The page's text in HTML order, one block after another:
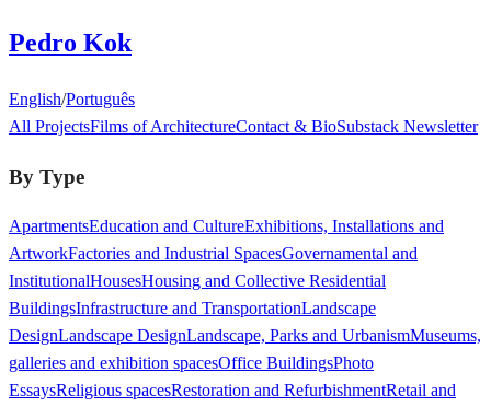
Pedro Kok
English/Português
All ProjectsFilms of ArchitectureContact & BioSubstack Newsletter
By Type
ApartmentsEducation and CultureExhibitions, Installations and
ArtworkFactories and Industrial SpacesGovernamental and
InstitutionalHousesHousing and Collective Residential
BuildingsInfrastructure and TransportationLandscape
DesignLandscape DesignLandscape, Parks and UrbanismMuseums,
galleries and exhibition spacesOffice BuildingsPhoto
EssaysReligious spacesRestoration and RefurbishmentRetail and